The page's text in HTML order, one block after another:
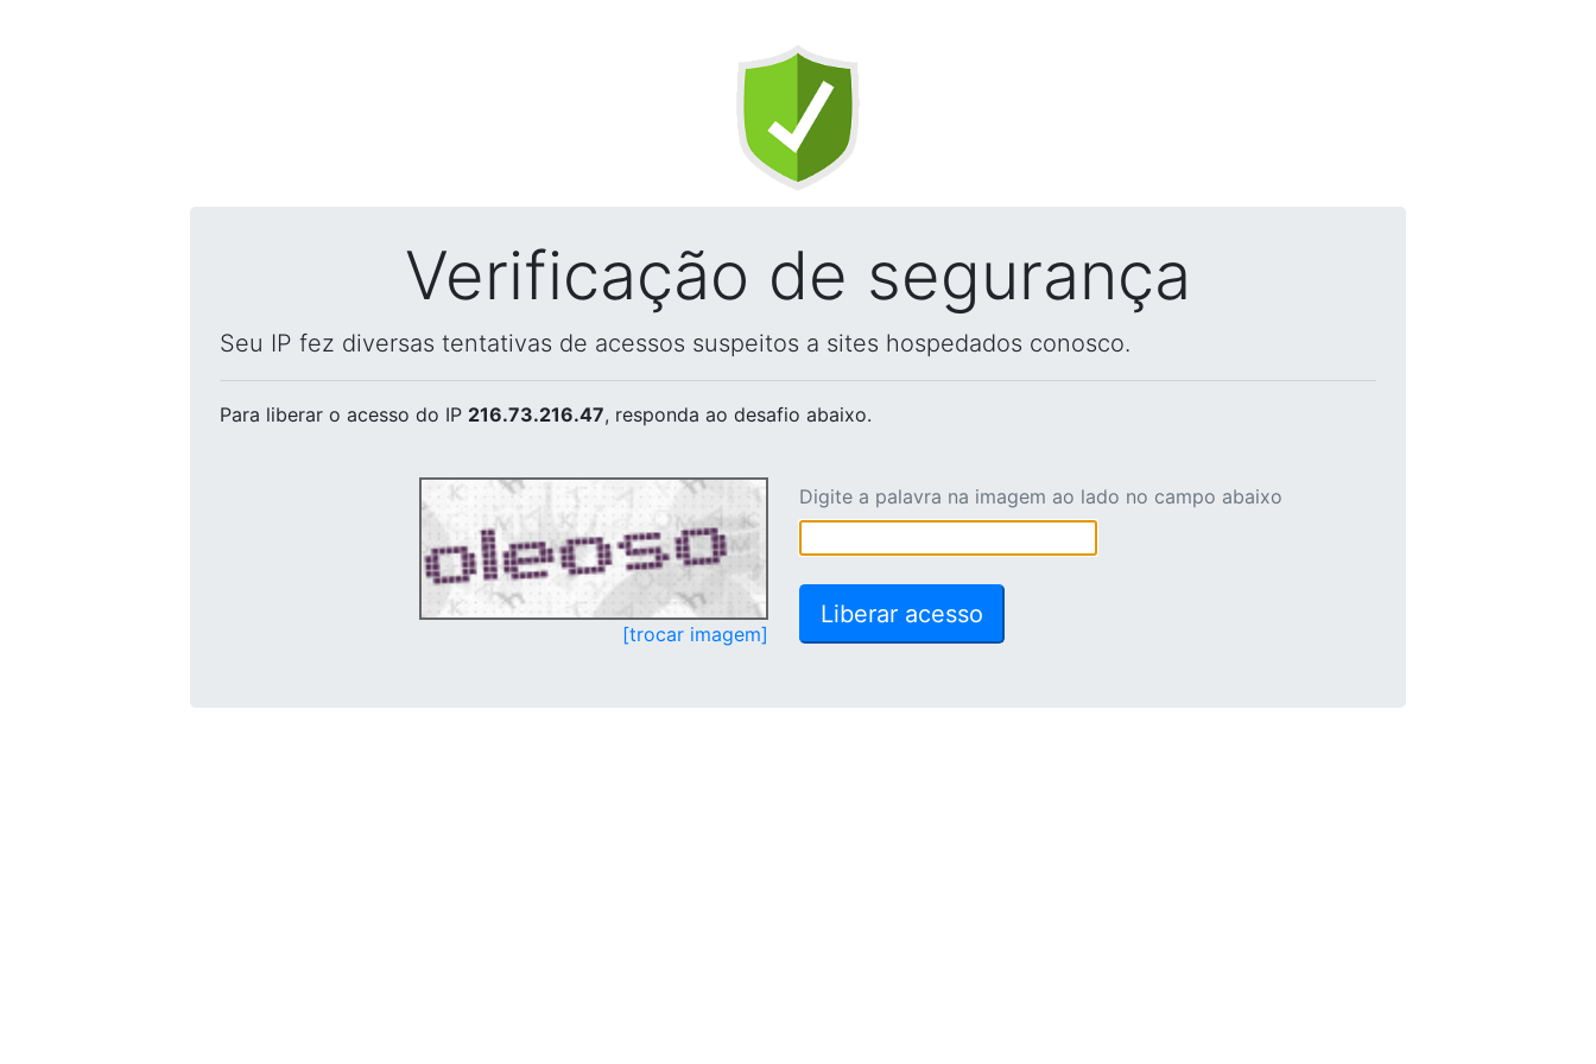
Verificação de segurança
Seu IP fez diversas tentativas de acessos suspeitos a sites hospedados conosco.
Para liberar o acesso do IP 216.73.216.47, responda ao desafio abaixo.
[trocar imagem]
Digite a palavra na imagem ao lado no campo abaixo